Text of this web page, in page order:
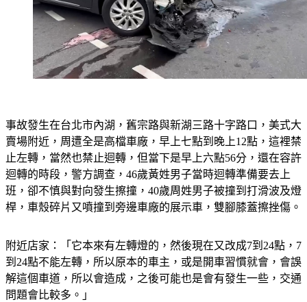
賣場附近，周遭全是高檔車廠，早上七點到晚上12點，這裡禁
止左轉，當然也禁止迴轉，但當下是早上六點56分，還在容許
迴轉的時段，警方調查，46歲黃姓男子當時迴轉準備要去上
班，卻不慎與對向發生擦撞，40歲周姓男子被撞到打滑波及燈
桿，車殼碎片又噴撞到旁邊車廠的展示車，雙腳膝蓋擦挫傷。
到24點不能左轉，所以原本的車主，或是開車習慣就會，會誤
解這個車道，所以會造成，之後可能也是會有發生一些，交通
問題會比較多。」